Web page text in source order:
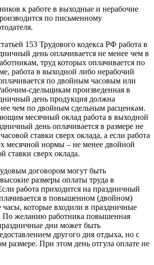
к работе в выходные и нерабочие
по письменному
153 Трудового кодекса РФ работа в
день оплачивается не менее чем в
труд которых оплачивается по
работа в выходной либо нерабочий
по двойным часовым или
сдельщикам произведенная в
день продукция должна
чем по двойным сдельным расценкам.
месячный оклад работа в выходной
день оплачивается в размере не
ставки сверх оклада, а если работа
месячной нормы – не менее двойной
ставки сверх оклада.
договором могут быть
размеры оплаты труда в
работа приходится на праздничный
в повышенном (двойном)
часы, которые входили в праздничные
По желанию работника повышенная
дни может быть
другого дня отдыха, но с
размере. При этом день отгула оплате не